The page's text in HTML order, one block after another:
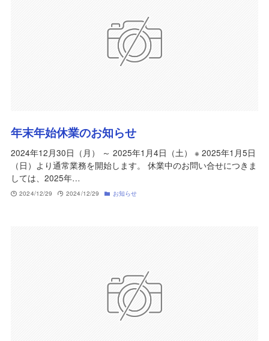
年末年始休業のお知らせ
2024年12月30日（月） ～ 2025年1月4日（土） ※ 2025年1月5日
（日）より通常業務を開始します。 休業中のお問い合せにつきま
しては、2025年…
2024/12/29 2024/12/29 お知らせ